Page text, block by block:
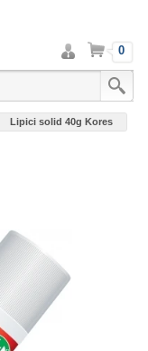
Intra
in
cont
Cos 0
Lipici solid 40g Kores